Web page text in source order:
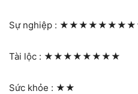
Sự nghiệp :
Tài lộc : ★★★★★★★★
Sức khỏe : ★★